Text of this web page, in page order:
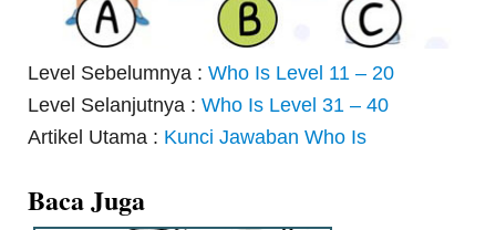
Level Sebelumnya :Who Is Level 11 – 20
Level Selanjutnya :Who Is Level 31 – 40
Artikel Utama : Kunci Jawaban Who Is
Baca Juga